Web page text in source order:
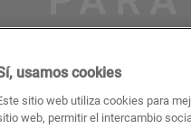
usamos cookies
sitio web utiliza cookies para
web, permitir el intercambio